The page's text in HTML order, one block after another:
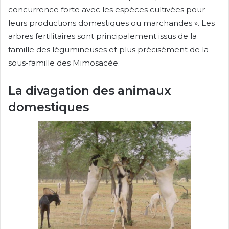
concurrence forte avec les espèces cultivées pour
leurs productions domestiques ou marchandes ». Les
arbres fertilitaires sont principalement issus de la
famille des légumineuses et plus précisément de la
sous-famille des Mimosacée.
La divagation des animaux
domestiques